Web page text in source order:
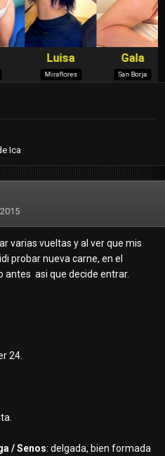
Ica
varias vueltas y al ver que mis
probar nueva carne, en el
antes asi que decide entrar.
24.
/ Senos: delgada, bien formada